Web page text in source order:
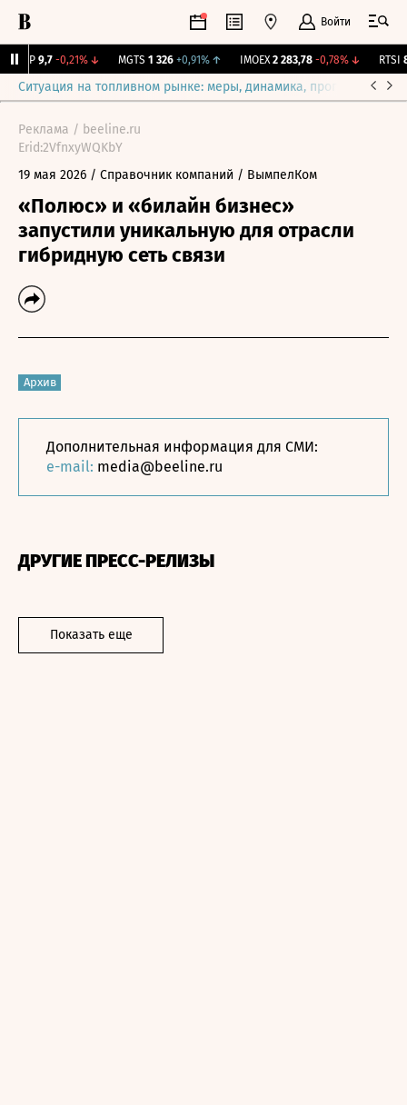
Войти
9,7 -0,21% ↓ MGTS 1 326 +0,91% ↑ IMOEX 2 283,78 -0,78%↓ RTSI
Ситуация на топливном рынке: меры, динамика, прогнозы
Реклама / beeline.ru
Erid:2VfnxyWQKbY
19 мая 2026 / Справочник компаний / ВымпелКом
«Полюс» и «билайн бизнес»
запустили уникальную для отрасли
гибридную сеть связи
Архив
Дополнительная информация для СМИ:
e-mail: media@beeline.ru
ДРУГИЕ ПРЕСС-РЕЛИЗЫ
Показать еще